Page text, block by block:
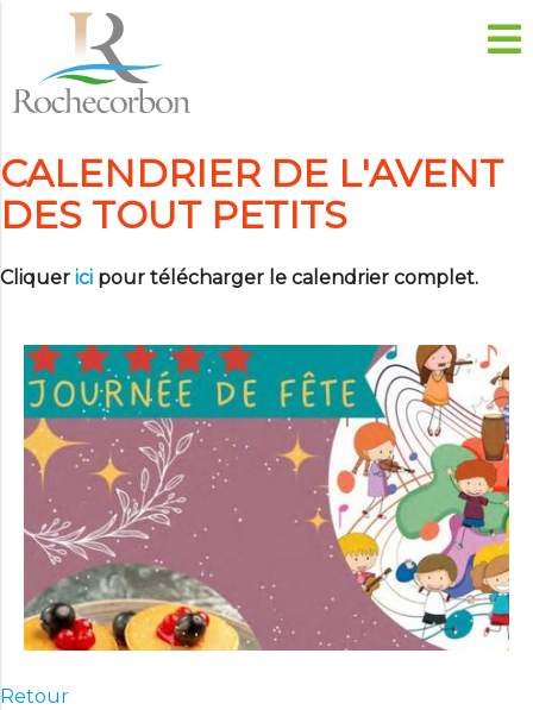
CALENDRIER DE L'AVENT
DES TOUT PETITS
Cliquer ici pour télécharger le calendrier complet.
Retour